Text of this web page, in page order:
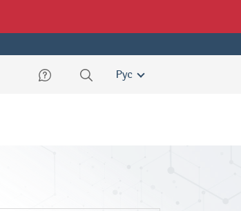
Русский